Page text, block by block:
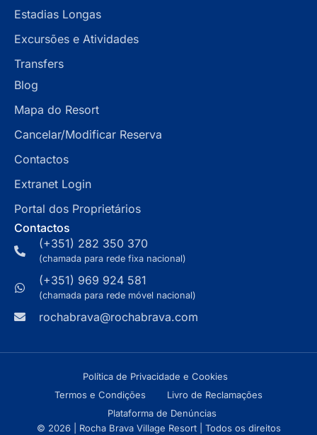
Estadias Longas
Excursões e Atividades
Transfers
Blog
Mapa do Resort
Cancelar/Modificar Reserva
Contactos
Extranet Login
Portal dos Proprietários
Contactos
(+351) 282 350 370
(chamada para rede fixa nacional)
(+351) 969 924 581
(chamada para rede móvel nacional)
rochabrava@rochabrava.com
© 2026 | Rocha Brava Village Resort | Todos os direitos
Política de Privacidade e Cookies
Termos e Condições
Livro de Reclamações
Plataforma de Denúncias